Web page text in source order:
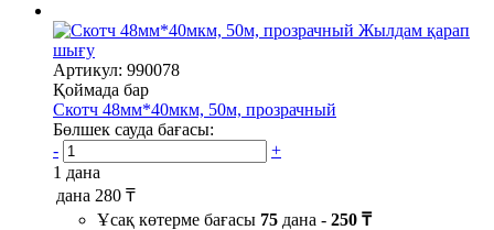
Жылдам қарап
шығу
Артикул: 990078
Қоймада бар
Скотч 48мм*40мкм, 50м, прозрачный
Бөлшек сауда бағасы:
-
+
1 дана
дана 280 ₸
Ұсақ көтерме бағасы 75 дана - 250 ₸